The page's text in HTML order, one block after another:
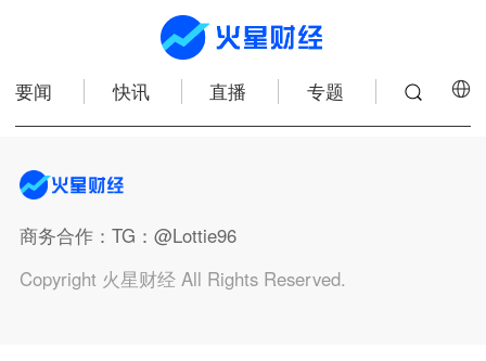
要闻 快讯 直播 专题
商务合作：TG：@Lottie96
Copyright 火星财经 All Rights Reserved.